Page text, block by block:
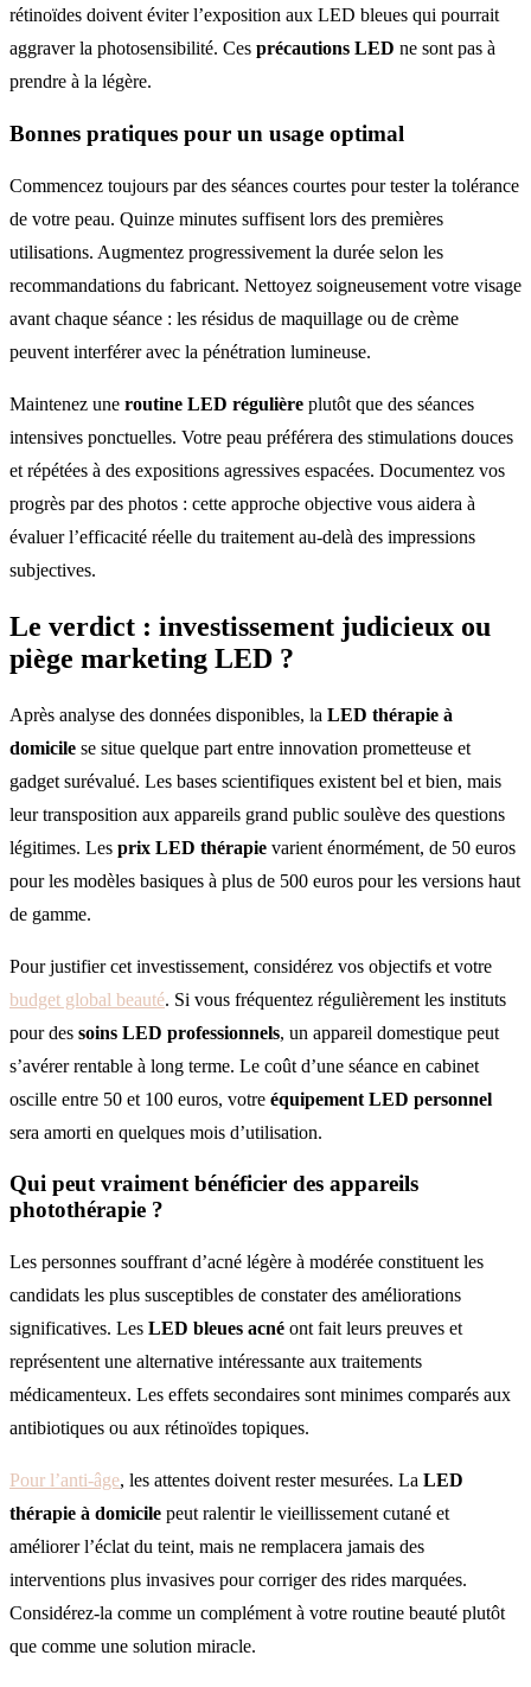
rétinoïdes doivent éviter l’exposition aux LED bleues qui pourrait
aggraver la photosensibilité. Ces précautions LED ne sont pas à
prendre à la légère.
Bonnes pratiques pour un usage optimal
Commencez toujours par des séances courtes pour tester la tolérance
de votre peau. Quinze minutes suffisent lors des premières
utilisations. Augmentez progressivement la durée selon les
recommandations du fabricant. Nettoyez soigneusement votre visage
avant chaque séance : les résidus de maquillage ou de crème
peuvent interférer avec la pénétration lumineuse.
Maintenez une routine LED régulière plutôt que des séances
intensives ponctuelles. Votre peau préférera des stimulations douces
et répétées à des expositions agressives espacées. Documentez vos
progrès par des photos : cette approche objective vous aidera à
évaluer l’efficacité réelle du traitement au-delà des impressions
subjectives.
Le verdict : investissement judicieux ou
piège marketing LED ?
Après analyse des données disponibles, la LED thérapie à
domicile se situe quelque part entre innovation prometteuse et
gadget surévalué. Les bases scientifiques existent bel et bien, mais
leur transposition aux appareils grand public soulève des questions
légitimes. Les prix LED thérapie varient énormément, de 50 euros
pour les modèles basiques à plus de 500 euros pour les versions haut
de gamme.
Pour justifier cet investissement, considérez vos objectifs et votre
budget global beauté. Si vous fréquentez régulièrement les instituts
pour des soins LED professionnels, un appareil domestique peut
s’avérer rentable à long terme. Le coût d’une séance en cabinet
oscille entre 50 et 100 euros, votre équipement LED personnel
sera amorti en quelques mois d’utilisation.
Qui peut vraiment bénéficier des appareils
photothérapie ?
Les personnes souffrant d’acné légère à modérée constituent les
candidats les plus susceptibles de constater des améliorations
significatives. Les LED bleues acné ont fait leurs preuves et
représentent une alternative intéressante aux traitements
médicamenteux. Les effets secondaires sont minimes comparés aux
antibiotiques ou aux rétinoïdes topiques.
Pour l’anti-âge, les attentes doivent rester mesurées. La LED
thérapie à domicile peut ralentir le vieillissement cutané et
améliorer l’éclat du teint, mais ne remplacera jamais des
interventions plus invasives pour corriger des rides marquées.
Considérez-la comme un complément à votre routine beauté plutôt
que comme une solution miracle.